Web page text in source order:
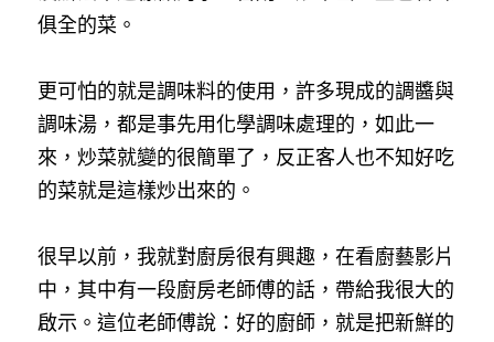
俱全的菜。
更可怕的就是調味料的使用，許多現成的調醬與
調味湯，都是事先用化學調味處理的，如此一
來，炒菜就變的很簡單了，反正客人也不知好吃
的菜就是這樣炒出來的。
很早以前，我就對廚房很有興趣，在看廚藝影片
中，其中有一段廚房老師傅的話，帶給我很大的
啟示。這位老師傅說：好的廚師，就是把新鮮的